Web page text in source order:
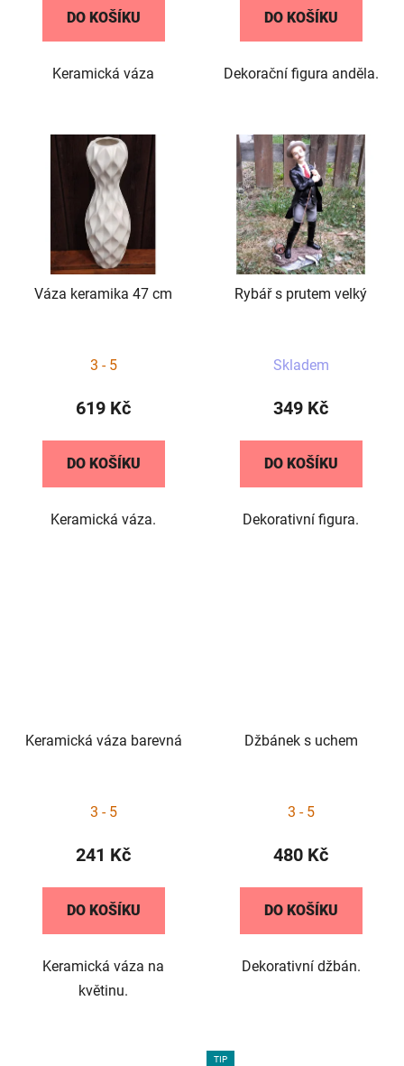
DO KOŠÍKU
Keramická váza
DO KOŠÍKU
Dekorační figura anděla.
Váza keramika 47 cm
3 - 5
619 Kč
DO KOŠÍKU
Keramická váza.
Rybář s prutem velký
Skladem
349 Kč
DO KOŠÍKU
Dekorativní figura.
Keramická váza barevná
3 - 5
241 Kč
DO KOŠÍKU
Keramická váza na
květinu.
Džbánek s uchem
3 - 5
480 Kč
DO KOŠÍKU
Dekorativní džbán.
TIP